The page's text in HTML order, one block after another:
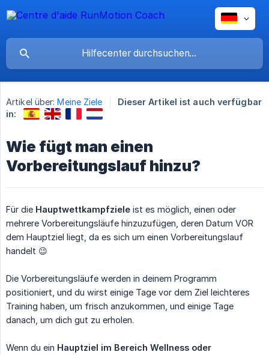
Artikel über: Meine Ziele
Dieser Artikel ist auch verfügbar
in:
Wie fügt man einen
Vorbereitungslauf hinzu?
Für die Hauptwettkampfziele ist es möglich, einen oder
mehrere Vorbereitungsläufe hinzuzufügen, deren Datum VOR
dem Hauptziel liegt, da es sich um einen Vorbereitungslauf
handelt 😉
Die Vorbereitungsläufe werden in deinem Programm
positioniert, und du wirst einige Tage vor dem Ziel leichteres
Training haben, um frisch anzukommen, und einige Tage
danach, um dich gut zu erholen.
Wenn du ein Hauptziel im Bereich Wellness oder